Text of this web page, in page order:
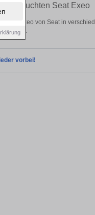
gebrauchten Seat Exeo
Exeo von Seat in
Händler.
vorbei!